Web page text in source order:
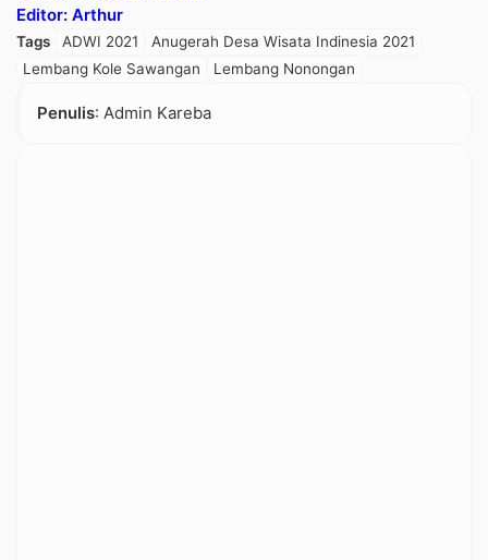
Editor: Arthur
Tags ADWI 2021
Anugerah Desa Wisata Indinesia 2021
Lembang Kole Sawangan
Lembang Nonongan
Penulis: Admin Kareba